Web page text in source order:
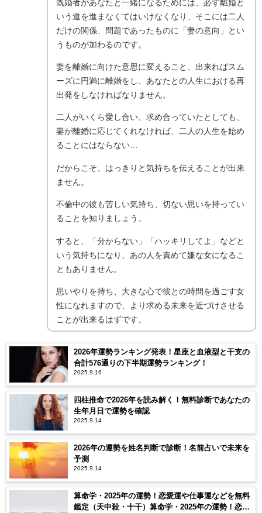
既婚者があなたと一緒になるためには、必ず離婚と
いう道を進まなくてはいけなくなり、そこには二人
だけの関係、問題であったものに「妻の意向」とい
うものが加わるのです。
妻を離婚に向けた意思に変えること、出来ればスム
ーズに円満に離婚をし、あなたとの人生における再
出発をしなければなりません。
二人がいくら愛し合い、求め合っていたとしても、
妻が離婚に応じてくれなければ、二人の人生を始め
ることにはならない…
だからこそ、はっきりと気持ちを伝えることが出来
ません。
不倫中の彼も苦しい気持ち、切ない思いを持ってい
ることを知りましょう。
すると、「分からない」「ハッキリしてよ」などと
いう気持ちになり、あの人を責めて嫌な女になるこ
ともありません。
思いやりを持ち、大きな心で彼との時間を過ごす女
性になれますので、より求める未来を近づけさせる
ことが出来るはずです。
2026年運勢ランキング発表！星座と血液型と干支の
合計576通りの下半期運勢ランキング！
2025.9.16
四柱推命で2026年を読み解く！無料診断であなたの
生年月日で運勢を確認
2025.9.14
2026年の運勢を姓名判断で診断！名前占いで未来を
予測
2025.9.14
算命学・2025年の運勢！恋愛運や仕事運などを無料
鑑定（天中殺・十干）算命学・2025年の運勢！恋愛